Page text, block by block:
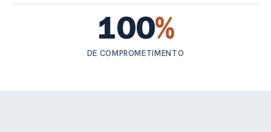
100%
DE COMPROMETIMENTO